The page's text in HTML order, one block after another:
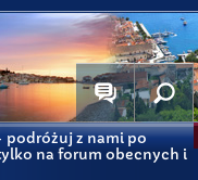
podróżuj z nami po
na forum obecnych i